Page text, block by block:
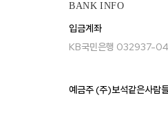
BANK INFO
입금계좌
KB국민은행 032937-
예금주 (주)보석같은사람